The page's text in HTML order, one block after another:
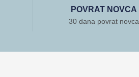
POVRAT NOVCA
30 dana povrat novca